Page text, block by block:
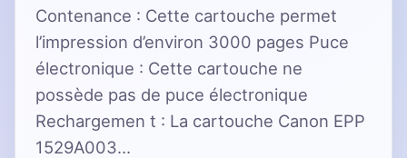
Contenance : Cette cartouche permet
l’impression d’environ 3000 pages Puce
électronique : Cette cartouche ne
possède pas de puce électronique
Rechargemen t : La cartouche Canon EPP
1529A003…